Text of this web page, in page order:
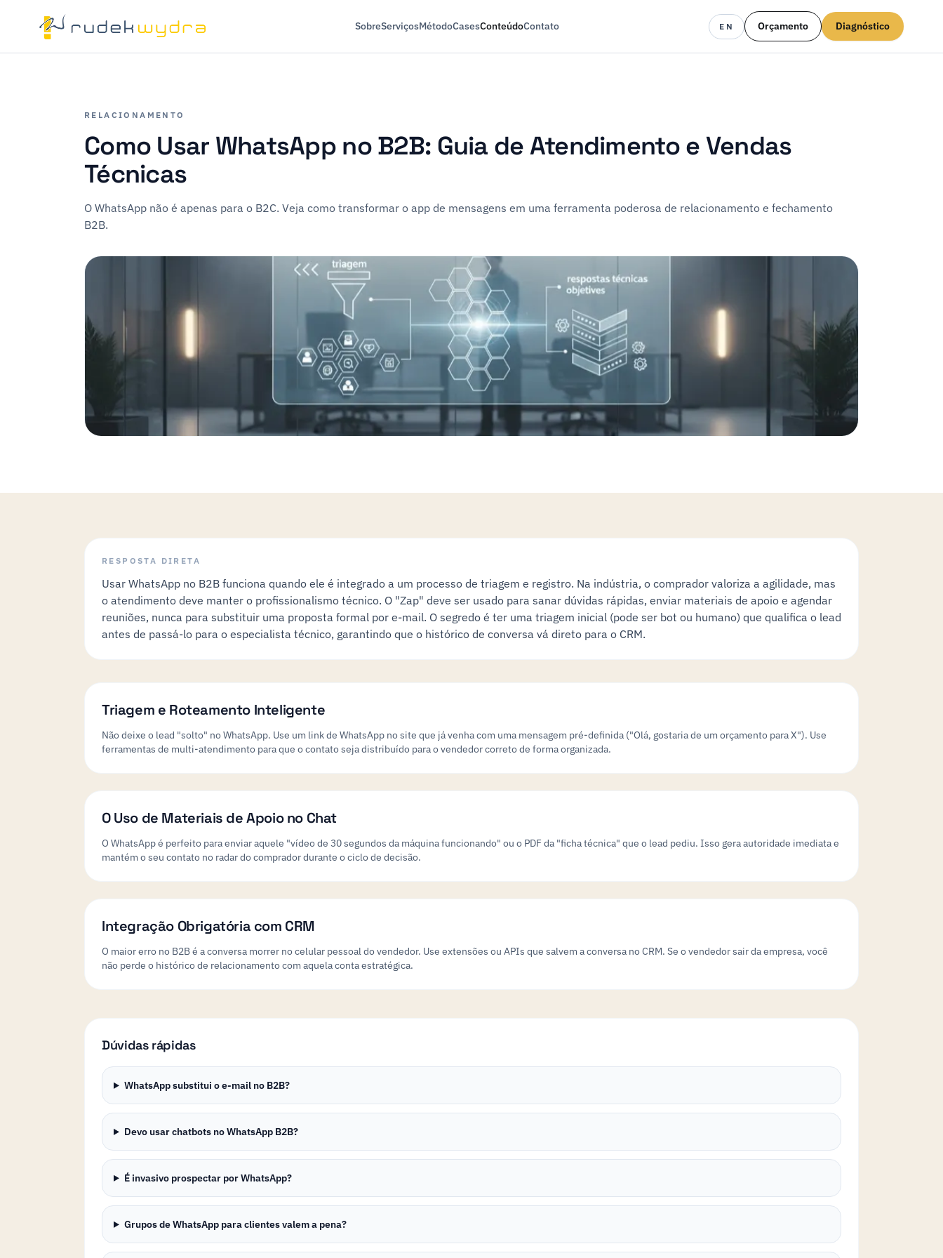
SobreServiçosMétodoCasesConteúdoContato EN Orçamento Diagnóstico
RELACIONAMENTO
Como Usar WhatsApp no B2B: Guia de Atendimento e Vendas
Técnicas
O WhatsApp não é apenas para o B2C. Veja como transformar o app de mensagens em uma ferramenta poderosa de relacionamento e fechamento
B2B.
RESPOSTA DIRETA
Usar WhatsApp no B2B funciona quando ele é integrado a um processo de triagem e registro. Na indústria, o comprador valoriza a agilidade, mas
o atendimento deve manter o profissionalismo técnico. O "Zap" deve ser usado para sanar dúvidas rápidas, enviar materiais de apoio e agendar
reuniões, nunca para substituir uma proposta formal por e-mail. O segredo é ter uma triagem inicial (pode ser bot ou humano) que qualifica o lead
antes de passá-lo para o especialista técnico, garantindo que o histórico de conversa vá direto para o CRM.
Triagem e Roteamento Inteligente
Não deixe o lead "solto" no WhatsApp. Use um link de WhatsApp no site que já venha com uma mensagem pré-definida ("Olá, gostaria de um orçamento para X"). Use
ferramentas de multi-atendimento para que o contato seja distribuído para o vendedor correto de forma organizada.
O Uso de Materiais de Apoio no Chat
O WhatsApp é perfeito para enviar aquele "vídeo de 30 segundos da máquina funcionando" ou o PDF da "ficha técnica" que o lead pediu. Isso gera autoridade imediata e
mantém o seu contato no radar do comprador durante o ciclo de decisão.
Integração Obrigatória com CRM
O maior erro no B2B é a conversa morrer no celular pessoal do vendedor. Use extensões ou APIs que salvem a conversa no CRM. Se o vendedor sair da empresa, você
não perde o histórico de relacionamento com aquela conta estratégica.
Dúvidas rápidas
WhatsApp substitui o e-mail no B2B?
Devo usar chatbots no WhatsApp B2B?
É invasivo prospectar por WhatsApp?
Grupos de WhatsApp para clientes valem a pena?